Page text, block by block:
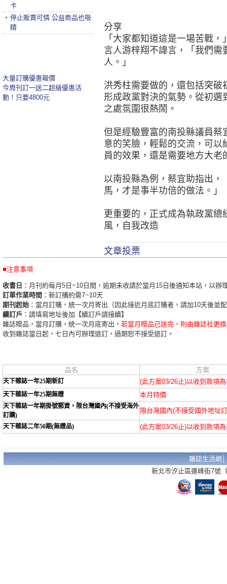
分享
「大家都知道這是一場苦戰
言人游梓翔不諱言，「我們
人。」
洪秀柱需要做的，還包括突
形成政黨對決的氣勢。從初選
之處氛圍很熱鬧。
但是經驗豐富的南投縣議員蔡
意的笑臉，輕鬆的交流，可
員的效果，還是需要地方大老
以南投縣為例，蔡宜助指出，
馬，才是事半功倍的做法。」
更重要的，正式成為執政黨
風，自我改造
文章投票
卡
‧ 停止販賣可憐 公益商品也吸
睛
大量訂購優惠報價
今周刊訂一送二超級優惠活
動！只要4800元
■注意事項
收書日 ：月刊約每月5日~10日間，逾期未收請於當月15日後通知本站，以辦
訂單作業時間 ：新訂購約需7~10天
期刊起始 ：當月訂購，統一次月寄出（因此接近月底訂購者，請加10天後並
續訂戶 ：請填寫地址後加【續訂戶請接續】
雜誌贈品，當月訂購，統一次月底寄出， 若當月贈品已送完，則由雜誌社更
收到雜誌當日起，七日內可辦理退訂，過期恕不接受退訂。
品名 方案
天下雜誌一年25期新訂 (此方案03/26止)以收到款項
天下雜誌一年25期無贈 本月特價
天下雜誌一年期掛號郵資，限台灣國內(不接受海外
訂購)
限台灣國內(不接受國外地址
天下雜誌二年50期(無贈品) (此方案03/26止)以收到款項
雜誌生活網
新北市汐止區連峰街7號